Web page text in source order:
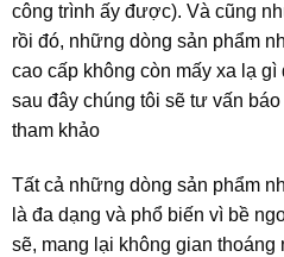
công trình ấy được). Và cũng
rồi đó, những dòng sản phẩm
cao cấp không còn mấy xa lạ
sau đây chúng tôi sẽ tư vấn
tham khảo
Tất cả những dòng sản phẩm
là đa dạng và phổ biến vì bề
sẽ, mang lại không gian